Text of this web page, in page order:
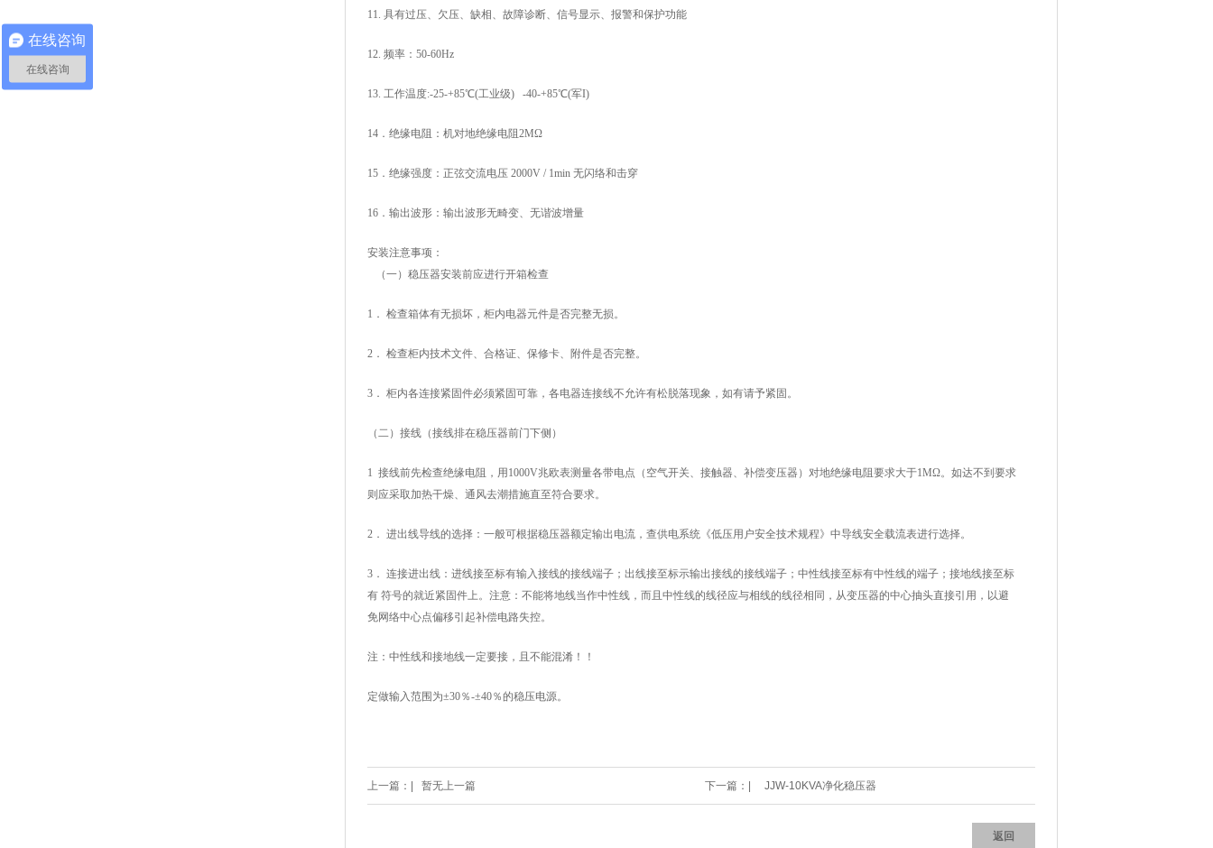
11. 具有过压、欠压、缺相、故障诊断、信号显示、报警和保护功能
12. 频率：50-60Hz
13. 工作温度:-25-+85℃(工业级) -40-+85℃(军I)
14 ． 绝缘电阻：机对地绝缘电阻 2MΩ
15 ． 绝缘强度：正弦交流电压 2000V / 1min 无闪络和击穿
16 ． 输出波形：输出波形无畸变、无谐波增量
安装注意事项：
（一）稳压器安装前应进行开箱检查
1． 检查箱体有无损坏，柜内电器元件是否完整无损。
2． 检查柜内技术文件、合格证、保修卡、附件是否完整。
3． 柜内各连接紧固件必须紧固可靠，各电器连接线不允许有松脱落现象，如有请予紧固。
（二）接线（接线排在稳压器前门下侧）
1 接线前先检查绝缘电阻，用1000V兆欧表测量各带电点（空气开关、接触器、补偿变压器）对地绝缘电阻要求大于1MΩ。如达不到要求
则应采取加热干燥、通风去潮措施直至符合要求。
2． 进出线导线的选择：一般可根据稳压器额定输出电流，查供电系统《低压用户安全技术规程》中导线安全载流表进行选择。
3． 连接进出线：进线接至标有输入接线的接线端子；出线接至标示输出接线的接线端子；中性线接至标有中性线的端子；接地线接至标
有 符号的就近紧固件上。注意：不能将地线当作中性线，而且中性线的线径应与相线的线径相同，从变压器的中心抽头直接引用，以避
免网络中心点偏移引起补偿电路失控。
注：中性线和接地线一定要接，且不能混淆！！
定做输入范围为±30％-±40％的稳压电源。
上一篇：| 暂无上一篇 下一篇：| JJW-10KVA净化稳压器
返回
在线咨询
在线咨询